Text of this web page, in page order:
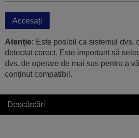
Accesați
Atenție: Este posibil ca sistemul dvs.
detectat corect. Este important să
dvs. de operare de mai sus pentru a
conținut compatibil.
Descărcări